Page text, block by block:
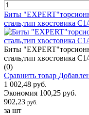
Биты
сталь,тип хвостовика
Биты
сталь,тип хвостовика
(0)
Сравнить товар
1 002,48 руб.
Экономия 100,25 руб.
902,23 руб.
за шт